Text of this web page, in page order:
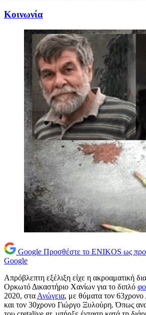
Κοινωνία
Google Προσθέστε το ENIKOS ως
Google
Απρόβλεπτη εξέλιξη είχε η ακροαματική
Ορκωτό Δικαστήριο Χανίων για το διπλό
2020, στα Ανώγεια, με θύματα τον
και τον 30χρονο Γιώργο Ξυλούρη. Όπως